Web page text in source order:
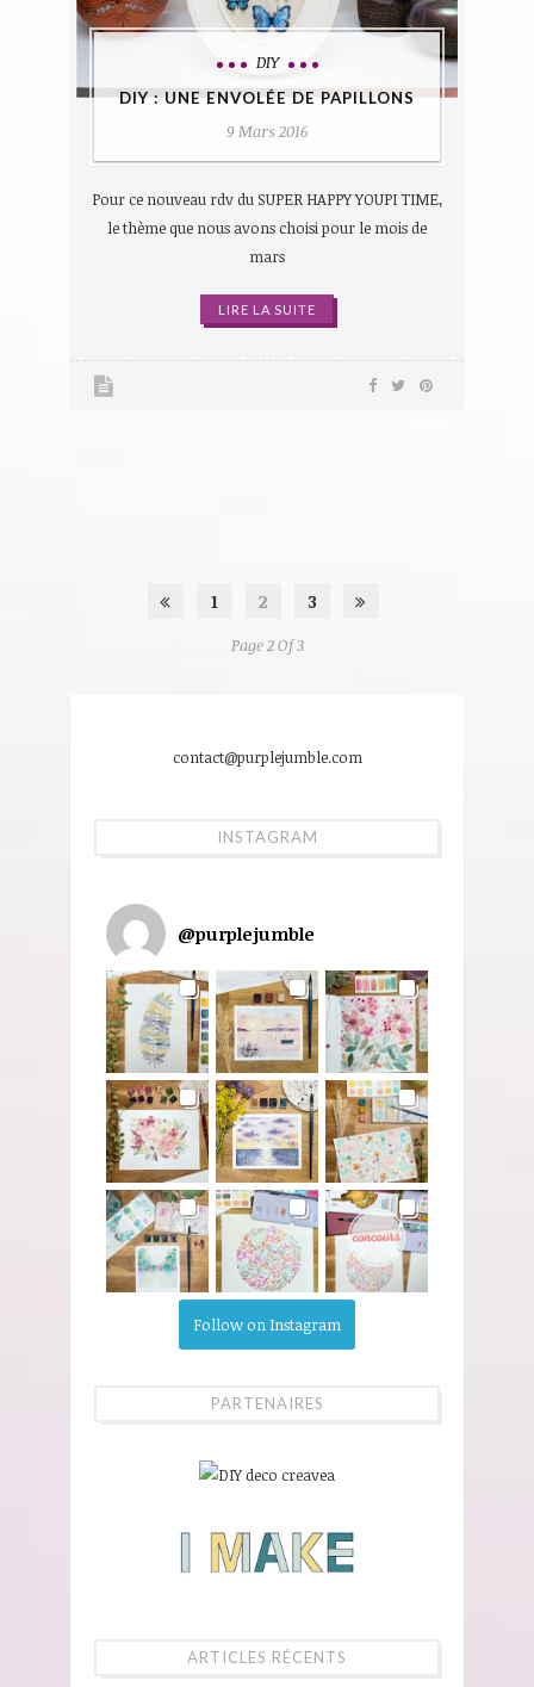
DIY
DIY : UNE ENVOLÉE DE PAPILLONS
9 Mars 2016
Pour ce nouveau rdv du SUPER HAPPY YOUPI TIME,
le thème que nous avons choisi pour le mois de
mars
LIRE LA SUITE
1 2 3
Page 2 Of 3
contact@purplejumble.com
INSTAGRAM
@purplejumble
Follow on Instagram
PARTENAIRES
ARTICLES RÉCENTS